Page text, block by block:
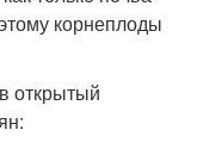
корнеплоды